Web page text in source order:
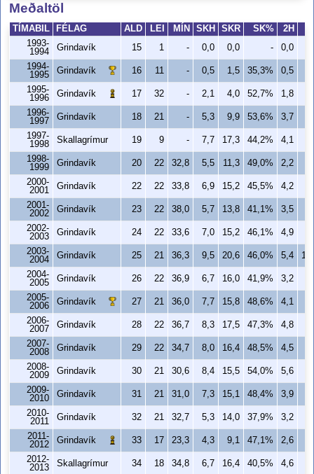
Meðaltöl
TÍMABIL FÉLAG ALD LEI MÍN SKH SKR SK% 2H
1993-
1994
Grindavík 15 1 - 0,0 0,0 - 0,0
1994-
1995
Grindavík 16 11 - 0,5 1,5 35,3% 0,5
1995-
1996
Grindavík 17 32 - 2,1 4,0 52,7% 1,8
1996-
1997
Grindavík 18 21 - 5,3 9,9 53,6% 3,7
1997-
1998
Skallagrímur 19 9 - 7,7 17,3 44,2% 4,1
1998-
1999
Grindavík 20 22 32,8 5,5 11,3 49,0% 2,2
2000-
2001
Grindavík 22 22 33,8 6,9 15,2 45,5% 4,2
2001-
2002
Grindavík 23 22 38,0 5,7 13,8 41,1% 3,5
2002-
2003
Grindavík 24 22 33,6 7,0 15,2 46,1% 4,9
2003-
2004
Grindavík 25 21 36,3 9,5 20,6 46,0% 5,4
2004-
2005
Grindavík 26 22 36,9 6,7 16,0 41,9% 3,2
2005-
2006
Grindavík 27 21 36,0 7,7 15,8 48,6% 4,1
2006-
2007
Grindavík 28 22 36,7 8,3 17,5 47,3% 4,8
2007-
2008
Grindavík 29 22 34,7 8,0 16,4 48,5% 4,5
2008-
2009
Grindavík 30 21 30,6 8,4 15,5 54,0% 5,6
2009-
2010
Grindavík 31 21 31,0 7,3 15,1 48,4% 3,9
2010-
2011
Grindavík 32 21 32,7 5,3 14,0 37,9% 3,2
2011-
2012
Grindavík 33 17 23,3 4,3 9,1 47,1% 2,6
2012-
2013
Skallagrímur 34 18 34,8 6,7 16,4 40,5% 4,6